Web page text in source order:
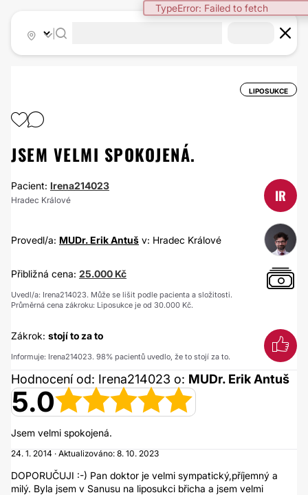
TypeError: Failed to fetch
LIPOSUKCE
JSEM VELMI SPOKOJENÁ.
Pacient: Irena214023
Hradec Králové IR
Provedl/a: MUDr. Erik Antuš v: Hradec Králové
Přibližná cena: 25.000 Kč
Uvedl/a: Irena214023. Může se lišit podle pacienta a složitosti.
Průměrná cena zákroku: Liposukce je od 30.000 Kč.
Zákrok: stojí to za to
Informuje: Irena214023. 98% pacientů uvedlo, že to stojí za to.
Hodnocení od: Irena214023 o: MUDr. Erik Antuš
5.0
Jsem velmi spokojená.
24. 1. 2014 · Aktualizováno: 8. 10. 2023
DOPORUČUJI :-) Pan doktor je velmi sympatický,příjemný a
milý. Byla jsem v Sanusu na liposukci břicha a jsem velmi